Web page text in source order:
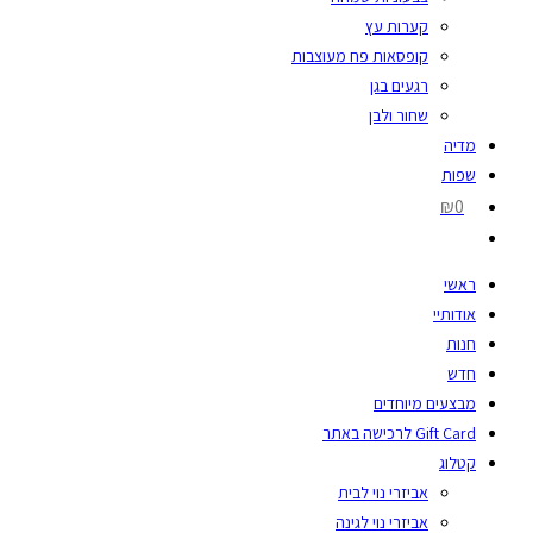
קערות עץ
קופסאות פח מעוצבות
רגעים בגן
שחור ולבן
מדיה
שפות
₪0
ראשי
אודותיי
חנות
חדש
מבצעים מיוחדים
Gift Card לרכישה באתר
קטלוג
אביזרי נוי לבית
אביזרי נוי לגינה